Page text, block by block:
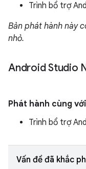
Trình bổ trợ
Bản phát hành này
nhỏ.
Android Studio
Phát hành cùng
Trình bổ trợ
Vấn đề đã khắc